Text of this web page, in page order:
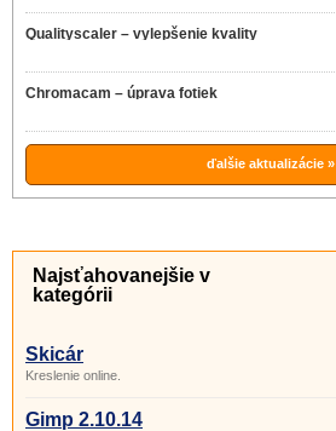
Qualityscaler – vylepšenie kvality
Chromacam – úprava fotiek
ďalšie aktualizácie »
Najsťahovanejšie v
kategórii
Skicár
Kreslenie online.
Gimp 2.10.14